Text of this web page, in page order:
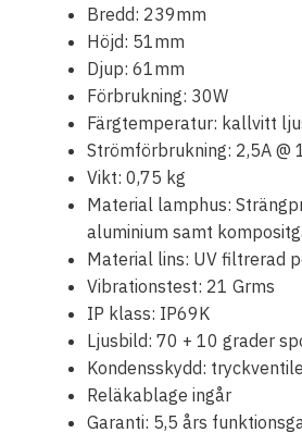
Bredd: 239mm
Höjd: 51mm
Djup: 61mm
Förbrukning: 30W
Färgtemperatur: kallvitt
Strömförbrukning: 2,5A @
Vikt: 0,75 kg
Material lamphus:
aluminium samt
Material lins: UV filtrerad
Vibrationstest: 21 Grms
IP klass: IP69K
Ljusbild: 70 + 10 grader
Kondensskydd:
Reläkablage ingår
Garanti: 5,5 års